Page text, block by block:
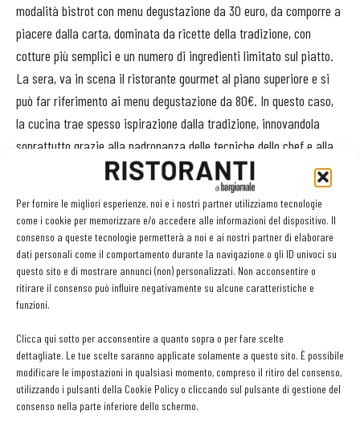
Per fornire le migliori esperienze, noi e i nostri partner utilizziamo tecnologie
come i cookie per memorizzare e/o accedere alle informazioni del dispositivo. Il
consenso a queste tecnologie permetterà a noi e ai nostri partner di elaborare
dati personali come il comportamento durante la navigazione o gli ID univoci su
questo sito e di mostrare annunci (non) personalizzati. Non acconsentire o
ritirare il consenso può influire negativamente su alcune caratteristiche e
funzioni.
Clicca qui sotto per acconsentire a quanto sopra o per fare scelte
dettagliate. Le tue scelte saranno applicate solamente a questo sito. È possibile
modificare le impostazioni in qualsiasi momento, compreso il ritiro del consenso,
utilizzando i pulsanti della Cookie Policy o cliccando sul pulsante di gestione del
consenso nella parte inferiore dello schermo.
modalità bistrot con menu degustazione da 30 euro, da comporre a
piacere dalla carta, dominata da ricette della tradizione, con
cotture più semplici e un numero di ingredienti limitato sul piatto.
La sera, va in scena il ristorante gourmet al piano superiore e si
può far riferimento ai menu degustazione da 80€. In questo caso,
la cucina trae spesso ispirazione dalla tradizione, innovandola
soprattutto grazie alla padronanza delle tecniche dello chef e alla
ricerca della materia prima: «La nostra - afferma Predescu - è
una cucina di territorio, ma realizzata con prodotti di tutto il
mondo».
Per la materia prima lo chef si serve dai migliori fornitori o da
piccole realtà selezionate di persona, cercando l’artigiano che
abbia passione, cura e amore per il prodotto.
Molta attenzione è dedicata alla formazione del
personale di sala, che dev’essere in grado di fornire una buona
comunicazione sul prodotto.